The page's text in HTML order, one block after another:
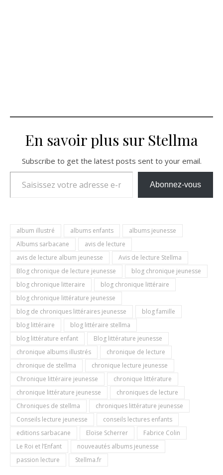
En savoir plus sur Stellma
Subscribe to get the latest posts sent to your email.
Saisissez votre adresse e-mail…
Abonnez-vous
album illustré albums enfants
albums jeunesse
Albums sarbacane
avis de lecture
avis de lecture album jeunesse
Avis de lecture Stellma
Blog chronique de lecture jeunesse
blog chronique jeunesse
blog chronique litteraire
blog chronique littéraire
blog chronique littérature jeunesse
blog de chroniques littéraires jeunesse
blog famille
blog littéraire
blog littéraire stellma
blog littérature enfant
Blog littérature jeunesse
chronique albums illustrés
chronique de lecture
chronique de stellma
chronique lecture jeunesse
Chronique littéraire jeunesse
chronique littérature
chronique littérature jeunesse
chroniques de lecture
Chroniques de stellma
chroniques littérature jeunesse
Conseils lecture jeunesse
conseils lectures enfants
editions sarbacane
Eloïse Scherrer
Fabrice Colin
Le Roi et l’Enfant
nouveautés albums jeunesse
passion lecture
Stellma.fr